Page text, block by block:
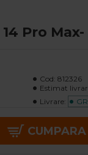
Pro Max-
Cod: 812326
Estimat
Livrare:
CUMPARA